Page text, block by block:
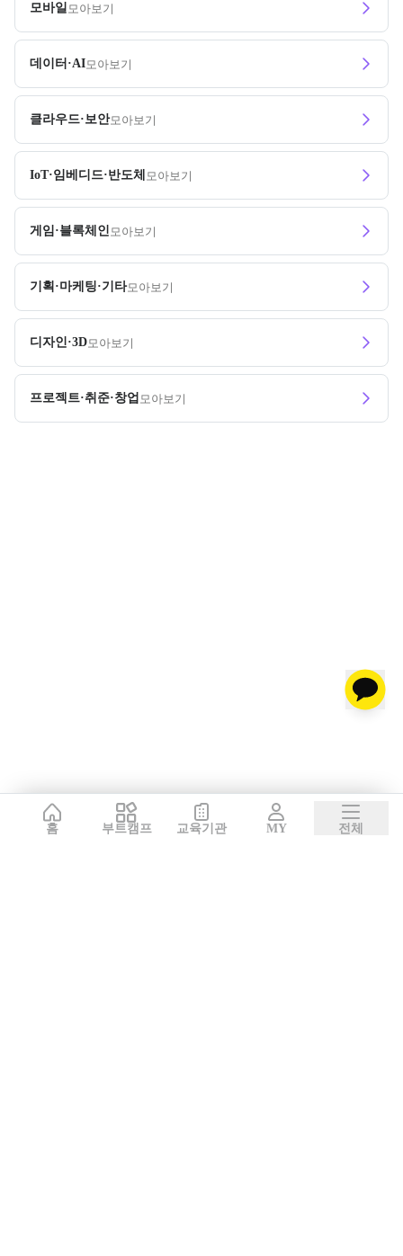
모바일 모아보기
데이터·AI모아보기
클라우드·보안모아보기
IoT·임베디드·반도체 모아보기
게임·블록체인 모아보기
기획·마케팅·기타모아보기
디자인·3D모아보기
프로젝트·취준·창업 모아보기
홈 부트캠프 교육기관 MY 전체